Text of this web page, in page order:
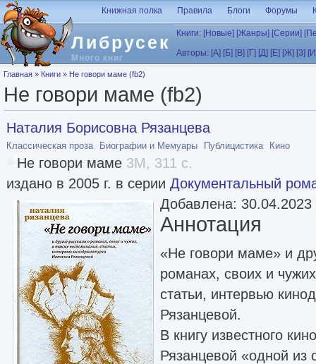
Перейти к основному содержанию
Либрусек
Много книг
Книжная полка Правила Блоги Форумы
Книги: [Новые] [Жанры] [Серии]
Авторы: [А] [Б] [В] [Г] [Д] [Е] [Ж] [З]
Вы здесь
Главная » Книги » Не говори маме (fb2)
Не говори маме (fb2)
Наталия Борисовна Рязанцева
Классическая проза Биографии и Мемуары Публицистика Кино
Не говори маме 3M, 311 с.
издано в 2005 г. в серии Документальный
Добавлена: 30.04.2023
Аннотация
«Не говори маме» и
романах, своих и
статьи, интервью
Рязанцевой.
В книгу известного
Рязанцевой «одной из